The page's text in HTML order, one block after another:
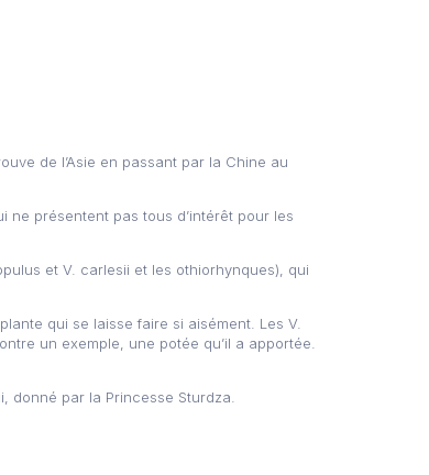
de l’Asie en passant par la Chine au
présentent pas tous d’intérêt pour les
et V. carlesii et les othiorhynques), qui
qui se laisse faire si aisément. Les V.
un exemple, une potée qu’il a apportée.
donné par la Princesse Sturdza.